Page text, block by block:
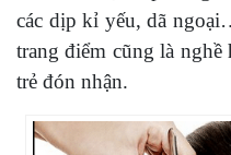
các dịp kỉ yếu, dã
trang điểm cũng là nghề
trẻ đón nhận.